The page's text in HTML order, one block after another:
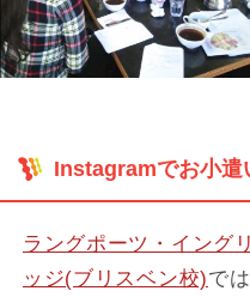
Instagramでお小遣
ラングポーツ・イング
ッジ(ブリスベン校)で